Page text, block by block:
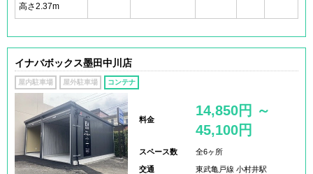
高さ2.37m
イナバボックス墨田中川店
屋内駐車場 屋外駐車場 コンテナ
料金
14,850円 ～
45,100円
スペース数 全6ヶ所
交通 東武亀戸線 小村井駅